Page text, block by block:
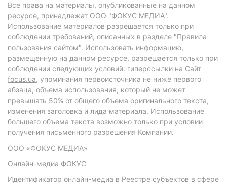
Все права на материалы, опубликованные на данном
ресурсе, принадлежат ООО "ФОКУС МЕДИА".
Использование материалов разрешается только при
соблюдении требований, описанных в разделе "Правила
пользования сайтом". Использовать информацию,
размещенную на данном ресурсе, разрешается только при
соблюдении следующих условий: гиперссылки на Сайт
focus.ua, упоминания первоисточника не ниже первого
абзаца, объема использования, который не может
превышать 50% от общего объема оригинального текста,
изменения заголовка и лида материала. Использование
большего объема текста возможно только при условии
получения письменного разрешения Компании.
ООО «ФОКУС МЕДИА»
Онлайн-медиа ФОКУС
Идентификатор онлайн-медиа в Реестре субъектов в сфере